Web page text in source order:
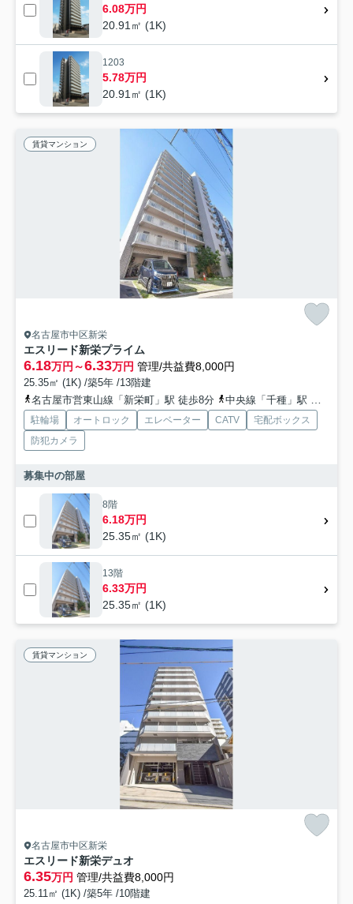
6.08万円
20.91㎡ (1K)
1203
5.78万円
20.91㎡ (1K)
賃貸マンション
名古屋市中区新栄
エスリード新栄プライム
6.18万円～6.33万円 管理/共益費8,000円
25.35㎡ (1K) /築5年 /13階建
名古屋市営東山線「新栄町」駅 徒歩8分
中央線「千種」駅 徒歩15分
駐輪場 オートロック エレベーター CATV
宅配ボックス
防犯カメラ
募集中の部屋
8階
6.18万円
25.35㎡ (1K)
13階
6.33万円
25.35㎡ (1K)
賃貸マンション
名古屋市中区新栄
エスリード新栄デュオ
6.35万円 管理/共益費8,000円
25.11㎡ (1K) /築5年 /10階建